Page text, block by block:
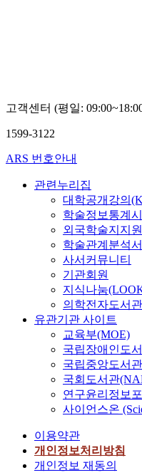
고객센터 (평일:
1599-3122
ARS 번호안내
관련누리집
대학공개강의
학술정보통계
외국학술지지
학술관계분석
사서커뮤니티
기관회원
지식나눔
의학전자도서
유관기관 사이트
교육부(MOE)
국립장애인도
국립중앙도서
국회도서관
연구윤리정보
사이언스온
이용약관
개인정보처리방침
개인정보 재동의